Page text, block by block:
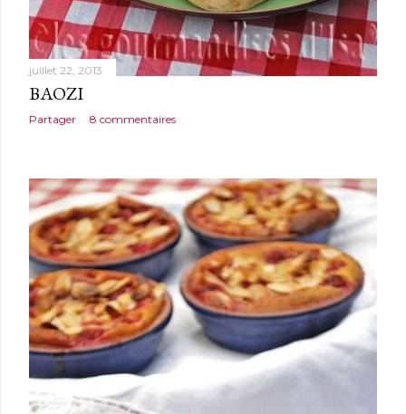
juillet 22, 2013
BAOZI
Partager 8 commentaires